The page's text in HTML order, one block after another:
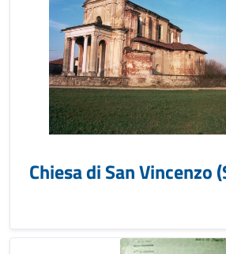
Chiesa di San Vincenzo